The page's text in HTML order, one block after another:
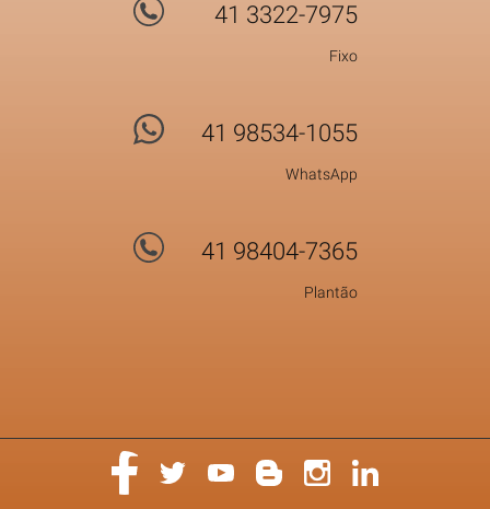
41 3322-7975
Fixo
41 98534-1055
WhatsApp
41 98404-7365
Plantão